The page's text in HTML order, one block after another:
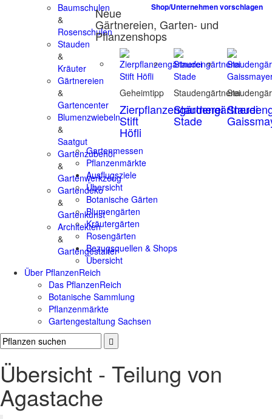
Baumschulen
&
Rosenschulen
Stauden
&
Kräuter
Gärtnereien
&
Gartencenter
Blumenzwiebeln
&
Saatgut
Gartenzubehör
&
Gartenwerkzeug
Gartendeko
&
Gartenkunst
Architekten
&
Gartengestalter
Shop/Unternehmen vorschlagen
Neue
Gärtnereien, Garten- und
Pflanzenshops
Geheimtipp
Zierpflanzengärtnerei
Stift
Höfli
Staudengärtnerei
Staudengärtnerei
Stade
Gartenmessen
Pflanzenmärkte
Ausflugsziele
Übersicht
Botanische Gärten
Blumengärten
Kräutergärten
Rosengärten
Bezugsquellen & Shops
Übersicht
Über PflanzenReich
Das PflanzenReich
Botanische Sammlung
Pflanzenmärkte
Gartengestaltung Sachsen
Übersicht - Teilung von
Agastache